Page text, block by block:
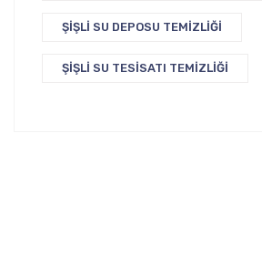
ŞIŞLI SU DEPOSU TEMIZLIĞI
ŞIŞLI SU TESISATI TEMIZLIĞI